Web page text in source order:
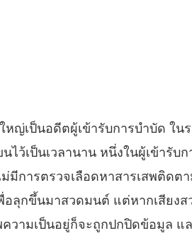
ญ่เป็นอดีตผู้เข้ารับการบำบัด ใน
ว้เป็นเวลานาน หนึ่งในผู้เข้ารั
มีการตรวจเลือดหาสารเสพติ
ลุกขึ้นมาสวดมนต์ แต่หากเสียง
วามเป็นอยู่ก็จะถูกปกปิดข้อมูล